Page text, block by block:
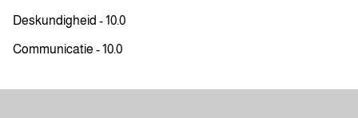
Deskundigheid - 10.0
Communicatie - 10.0